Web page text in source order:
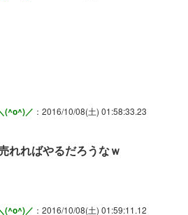
(^o^)／ ：2016/10/08(土) 01:58:33.23
れればやるだろうなｗ
(^o^)／ ：2016/10/08(土) 01:59:11.12